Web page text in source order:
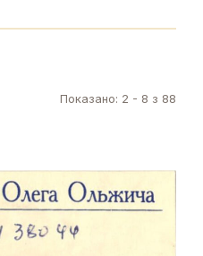
Показано: 2 - 8 з 88